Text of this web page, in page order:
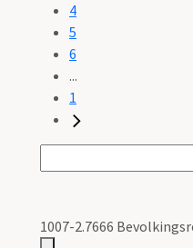
4
5
6
...
1
1007-2.7666